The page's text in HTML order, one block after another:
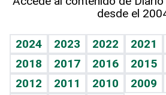
Vida y familia
Eñe
Celebrando la vida
TBT Deportivo
Guía del dinero
Horóscopos
Crucigramas
desde el
2024 2023 2022 2021
2018
2017 2016 2015
2012
2011 2010 2009